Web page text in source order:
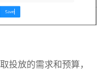
投放的需求和预算，